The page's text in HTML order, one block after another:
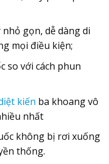
nhỏ gọn, dễ dàng di
mọi điều kiện;
so với cách phun
kiến ba khoang vô
nhất
không bị rơi xuống
thống.